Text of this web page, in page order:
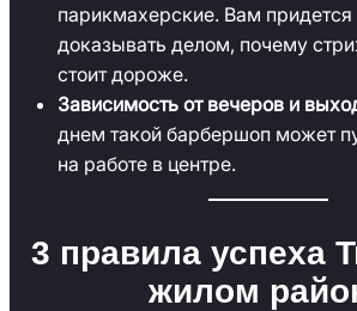
парикмахерские. Вам придется
доказывать делом, почему
стоит дороже.
Зависимость от вечеров и
днем такой барбершоп может
на работе в центре.
3 правила успеха
жилом